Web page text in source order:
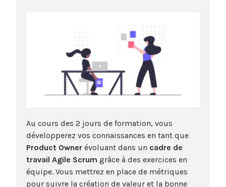
Au cours des 2 jours de formation, vous
développerez vos connaissances en tant que
Product Owner évoluant dans un cadre de
travail Agile Scrum grâce à des exercices en
équipe. Vous mettrez en place de métriques
pour suivre la création de valeur et la bonne